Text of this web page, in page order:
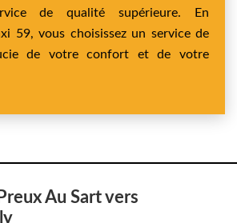
de qualité supérieure. En
59, vous choisissez un service de
de votre confort et de votre
Au Sart vers